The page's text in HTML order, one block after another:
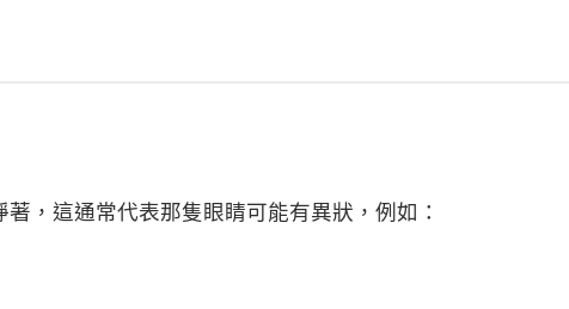
，這通常代表那隻眼睛可能有異狀，例如：